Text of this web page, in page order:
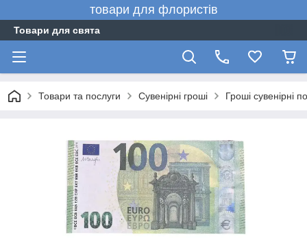
товари для флористів
Товари для свята
Товари та послуги Сувенірні гроші Гроші сувенірні